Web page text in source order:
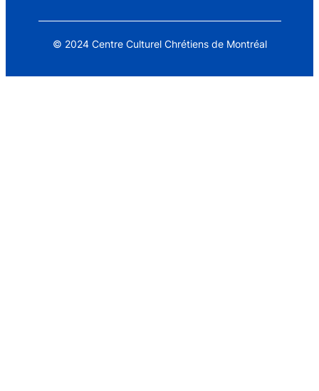
© 2024 Centre Culturel Chrétiens de Montréal